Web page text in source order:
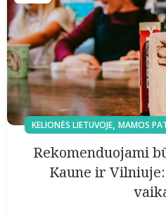
KELIONĖS LIETUVOJE, MAMOS
Rekomenduojami
Kaune ir